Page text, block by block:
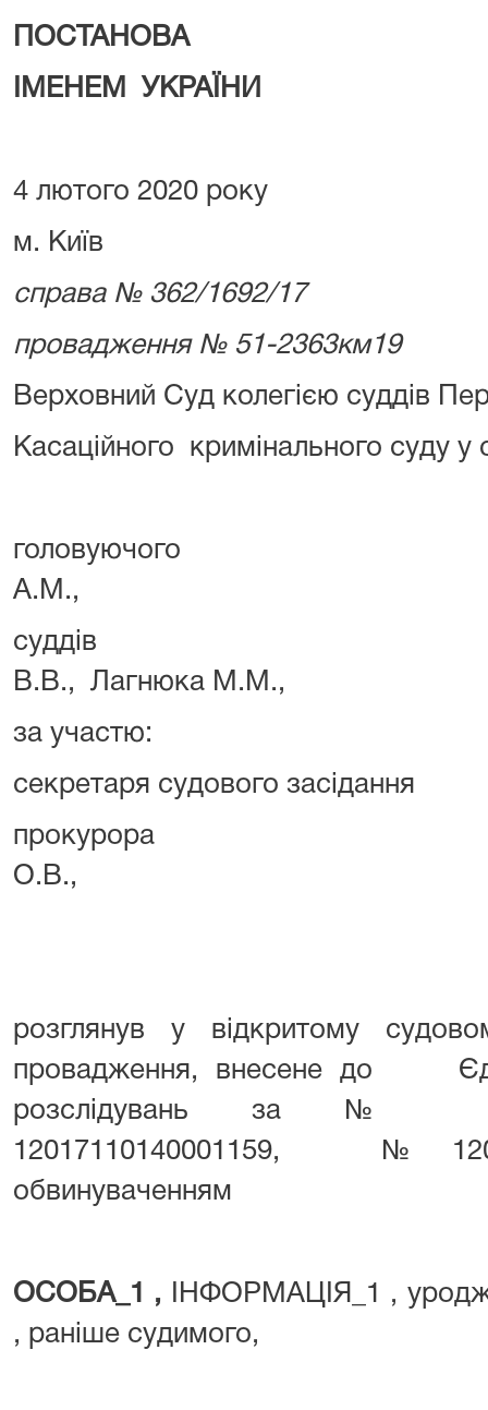
ПОСТАНОВА
ІМЕНЕМ УКРАЇНИ
4 лютого 2020 року
м. Київ
справа № 362/1692/17
провадження № 51-2363км19
Верховний Суд колегією суддів
Касаційного кримінального суду у
головуючого
А.М.,
суддів
В.В., Лагнюка М.М.,
за
секретаря судового
прокурора
О.В.,
розглянув у відкритому
провадження, внесене до
розслідувань за №
12017110140001159, №
обвинуваченням
ОСОБА_1 ,
ІНФОРМАЦІЯ_1 ,
, раніше судимого,